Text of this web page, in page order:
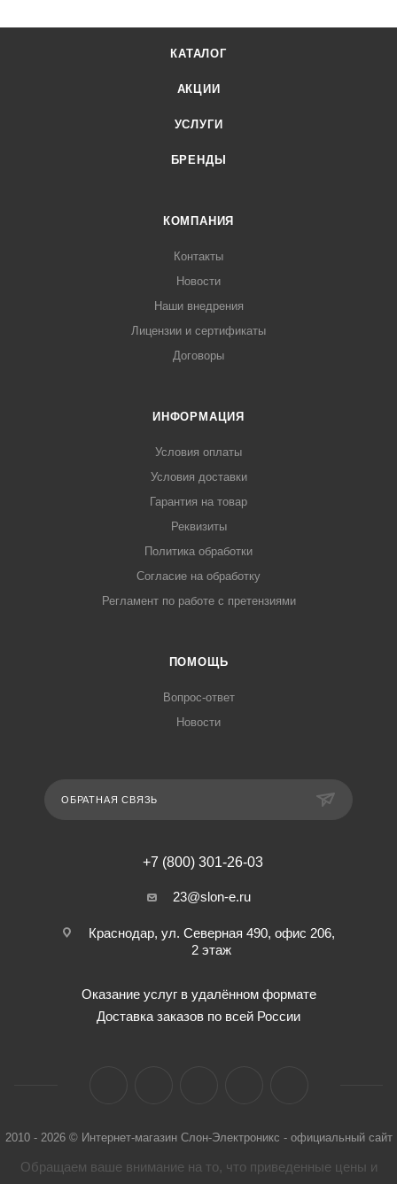
КАТАЛОГ
АКЦИИ
УСЛУГИ
БРЕНДЫ
КОМПАНИЯ
Контакты
Новости
Наши внедрения
Лицензии и сертификаты
Договоры
ИНФОРМАЦИЯ
Условия оплаты
Условия доставки
Гарантия на товар
Реквизиты
Политика обработки
Согласие на обработку
Регламент по работе с претензиями
ПОМОЩЬ
Вопрос-ответ
Новости
ОБРАТНАЯ СВЯЗЬ
+7 (800) 301-26-03
23@slon-e.ru
Краснодар, ул. Северная 490, офис 206,
2 этаж
Оказание услуг в удалённом формате
Доставка заказов по всей России
2010 - 2026 © Интернет-магазин Слон-Электроникс - официальный сайт
Обращаем ваше внимание на то, что приведенные цены и